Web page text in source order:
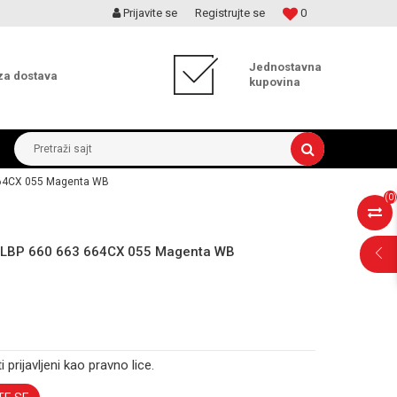
MOGUĆNOST ISPORUKE ZA 24H! 0
Prijavite se Registrujte se
dostava
Jednostavna
kupovina
Pretraži sajt
(0)
055 Magenta WB
660 663 664CX 055 Magenta WB
prijavljeni kao pravno lice.